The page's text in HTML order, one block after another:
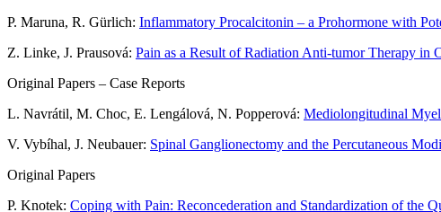
P. Maruna, R. Gürlich: Inflammatory Procalcitonin – a Prohormone with
Z. Linke, J. Prausová: Pain as a Result of Radiation Anti-tumor Therapy in
Original Papers – Case Reports
L. Navrátil, M. Choc, E. Lengálová, N. Popperová: Mediolongitudinal
V. Vybíhal, J. Neubauer: Spinal Ganglionectomy and the Percutaneous
Original Papers
P. Knotek: Coping with Pain: Reconcederation and Standardization of the